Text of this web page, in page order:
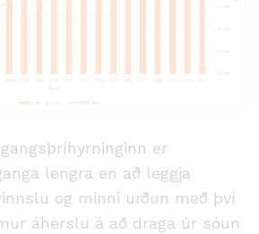
er
lengra en að leggja
og minni urðun með því
áherslu á að draga úr sóun